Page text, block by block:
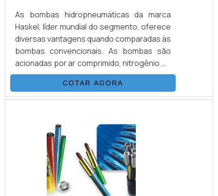
As bombas hidropneumáticas da marca
Haskel, líder mundial do segmento, oferece
diversas vantagens quando comparadas às
bombas convencionais. As bombas são
acionadas por ar comprimido, nitrogênio ou
manualmente e não precisa de combustão
para funcionar. De fácil instalação, as
bombas operam sem qualquer
sem lubrificação contínua. Mantêm a
pressão sem qualquer consumo extra de
energia. A configuração do equipamento é
fácil e são ideias para aplicação em áreas.
COTAR AGORA